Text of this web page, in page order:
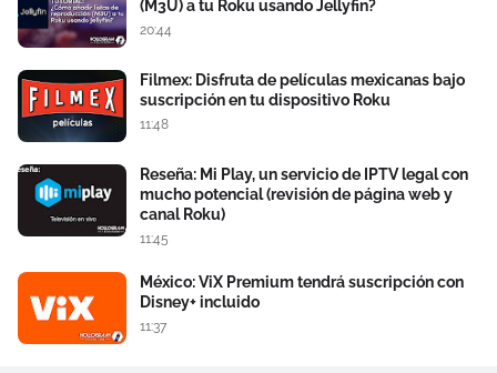
(M3U) a tu Roku usando Jellyfin?
20:44
Filmex: Disfruta de películas mexicanas bajo
suscripción en tu dispositivo Roku
11:48
Reseña: Mi Play, un servicio de IPTV legal con
mucho potencial (revisión de página web y
canal Roku)
11:45
México: ViX Premium tendrá suscripción con
Disney+ incluido
11:37